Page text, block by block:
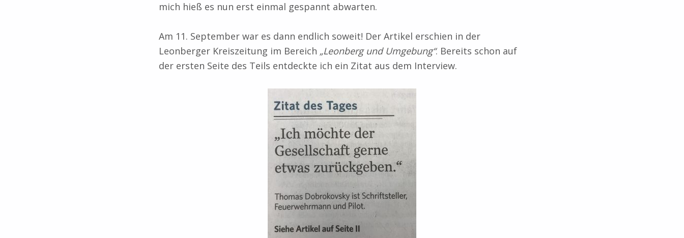
mich hieß es nun erst einmal gespannt abwarten.
Am 11. September war es dann endlich soweit! Der Artikel erschien in der
Leonberger Kreiszeitung im Bereich „Leonberg und Umgebung“. Bereits schon auf
der ersten Seite des Teils entdeckte ich ein Zitat aus dem Interview.